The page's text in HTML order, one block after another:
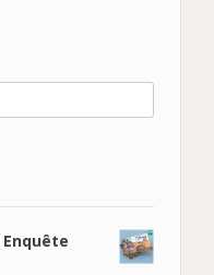
Enquête